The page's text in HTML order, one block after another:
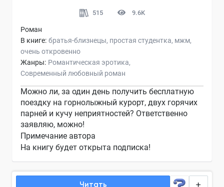
515 9.6K
Роман
В книге: братья-близнецы простая студентка мжм
очень откровенно
Жанры: Романтическая эротика
Современный любовный роман
Можно ли, за один день получить бесплатную
поездку на горнолыжный курорт, двух горячих
парней и кучу неприятностей? Ответственно
заявляю, можно!
Примечание автора
На книгу будет открыта подписка!
Читать